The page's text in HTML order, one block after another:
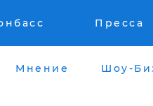
Пресса
Мнение Шоу-